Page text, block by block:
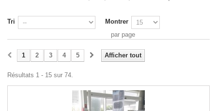
Tri
Montrer
par page
Afficher tout
1 2 3 4 5
Résultats 1 - 15 sur 74.